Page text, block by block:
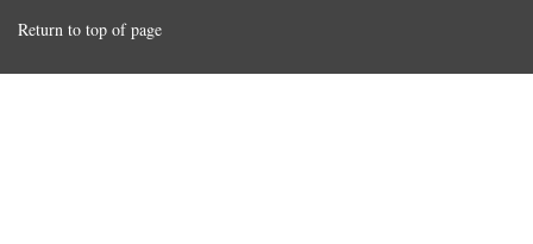
Return to top of page